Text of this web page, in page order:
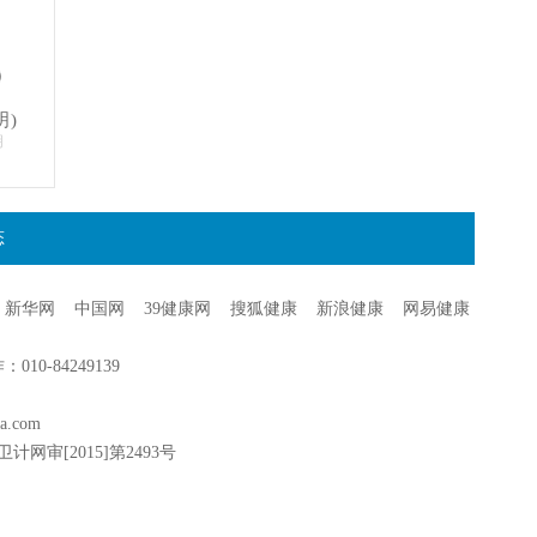
)
新华网 中国网 39健康网 搜狐健康 新浪健康
网易健康
010-84249139
计网审[2015]第2493号